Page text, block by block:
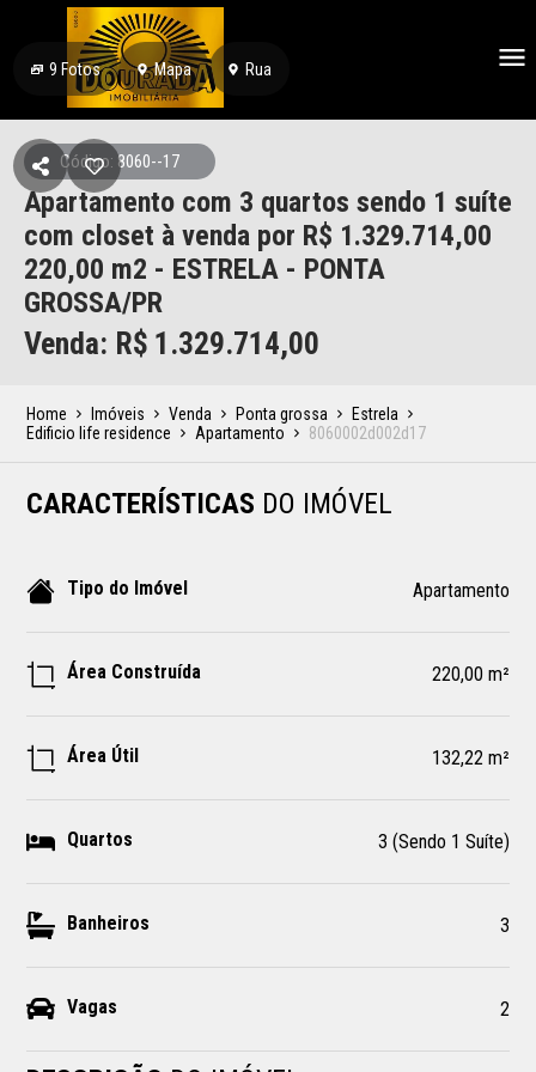
9 Fotos Mapa Rua
Código: 8060--17
Apartamento com 3 quartos sendo 1 suíte
com closet à venda por R$ 1.329.714,00
220,00 m2 - ESTRELA - PONTA
GROSSA/PR
Venda: R$ 1.329.714,00
Home Imóveis Venda Ponta grossa
Estrela
Edificio life residence
Apartamento 8060002d002d17
CARACTERÍSTICAS DO IMÓVEL
Tipo do Imóvel Apartamento
Área Construída 220,00 m²
Área Útil 132,22 m²
Quartos 3 (Sendo 1 Suíte)
Banheiros 3
Vagas 2